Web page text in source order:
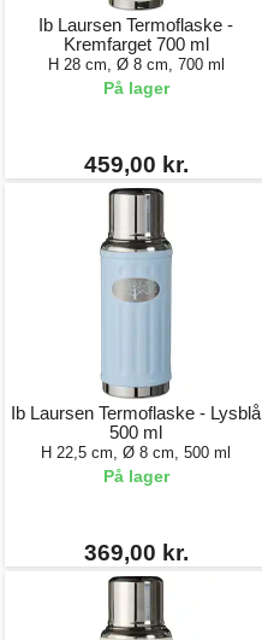
Ib Laursen Termoflaske -
Kremfarget 700 ml
H 28 cm, Ø 8 cm, 700 ml
På lager
459,00 kr.
Ib Laursen Termoflaske - Lysblå
500 ml
H 22,5 cm, Ø 8 cm, 500 ml
På lager
369,00 kr.